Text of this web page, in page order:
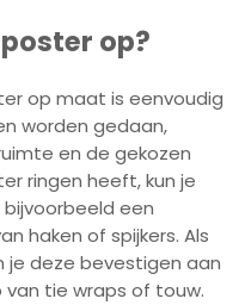
op?
op maat is eenvoudig
worden gedaan,
en de gekozen
ringen heeft, kun je
een
haken of spijkers. Als
je deze bevestigen aan
tie wraps of touw.